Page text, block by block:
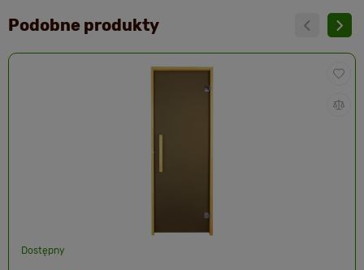
Podobne produkty
Dostępny